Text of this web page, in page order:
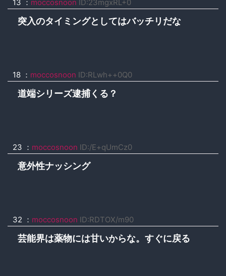
13 ： moccosnoon ID:23mgxRL+0
突入のタイミングとしてはバッチリだな
18 ： moccosnoon ID:RLwh++0Q0
道端シリーズ逮捕くる？
23 ： moccosnoon ID:/E+qUmCz0
意外性ナッシング
32 ： moccosnoon ID:RDTOX/m90
芸能界は薬物には甘いからな。すぐに戻る